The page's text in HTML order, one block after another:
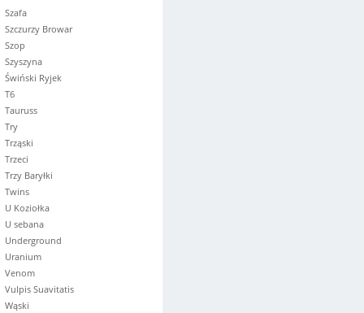
Szafa
Szczurzy Browar
Szop
Szyszyna
Świński Ryjek
T6
Tauruss
Try
Trząski
Trzeci
Trzy Baryłki
Twins
U Koziołka
U sebana
Underground
Uranium
Venom
Vulpis Suavitatis
Wąski